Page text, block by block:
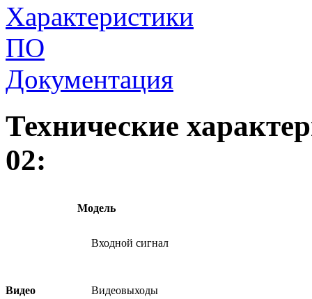
Характеристики
ПО
Документация
Технические
02:
Модель
Видео
Входной сигнал
Видеовыходы